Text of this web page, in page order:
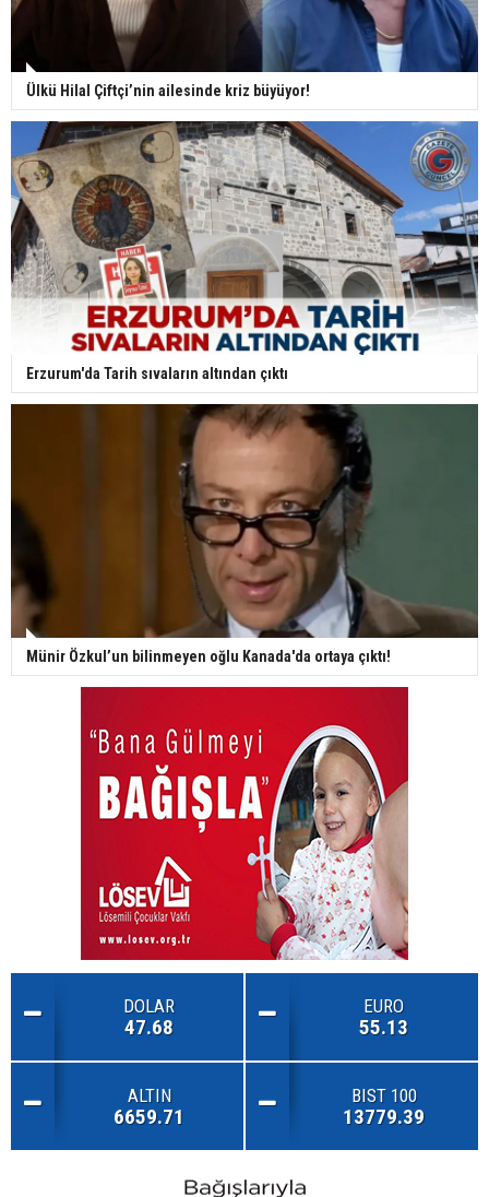
Ülkü Hilal Çiftçi’nin ailesinde kriz büyüyor!
Erzurum'da Tarih sıvaların altından çıktı
Münir Özkul’un bilinmeyen oğlu Kanada'da ortaya çıktı!
DOLAR
47.68
EURO
55.13
ALTIN
6659.71
BIST 100
13779.39